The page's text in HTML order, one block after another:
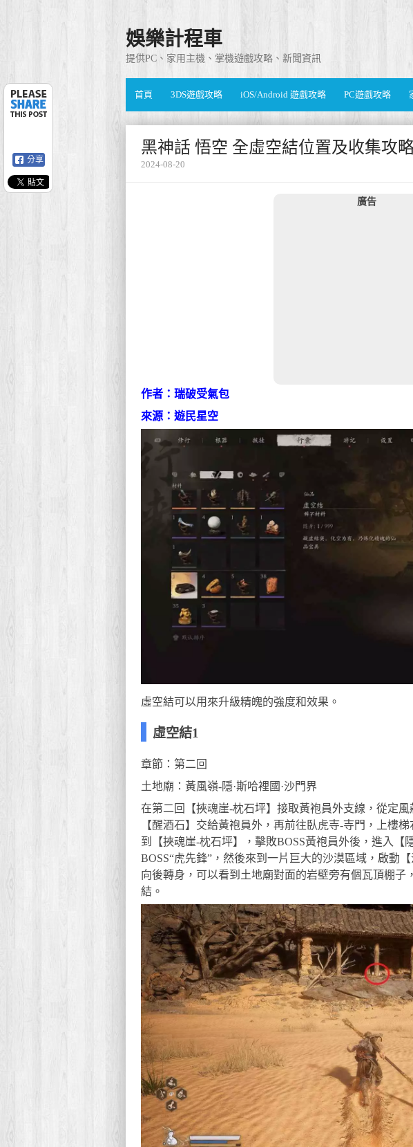
娛樂計程車
提供PC、家用主機、掌機遊戲攻略、新聞資訊
首頁 3DS遊戲攻略 iOS/Android 遊戲攻略 PC遊戲攻略
黑神話 悟空 全虛空結位置及收集攻
2024-08-20
廣告
作者：瑞破受氣包
來源：遊民星空
虛空結可以用來升級精魄的強度和效果。
虛空結1
章節：第二回
土地廟：黃風嶺-隱·斯哈裡國·沙門界
在第二回【挾魂崖-枕石坪】接取黃袍員外支線，從定
【醒酒石】交給黃袍員外，再前往臥虎寺-寺門，上樓
到【挾魂崖-枕石坪】，擊敗BOSS黃袍員外後，進入【
BOSS“虎先鋒”，然後來到一片巨大的沙漠區域，啟動
向後轉身，可以看到土地廟對面的岩壁旁有個瓦頂棚子
結。
分享